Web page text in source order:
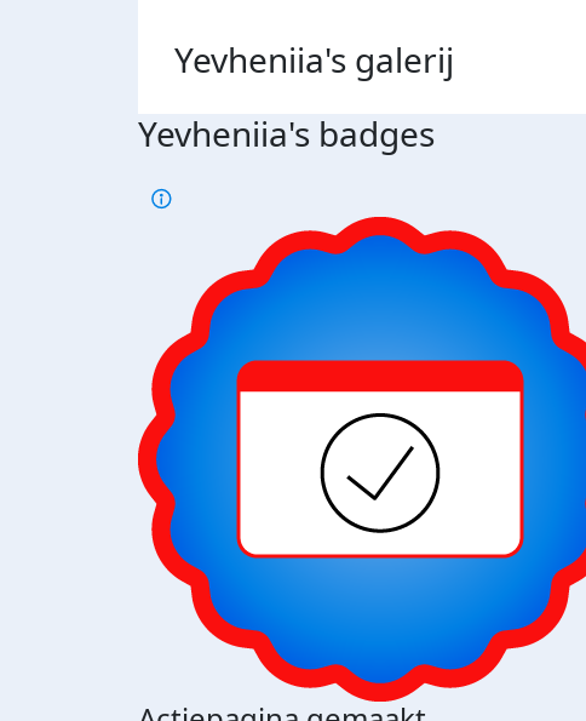
Yevheniia's galerij
Yevheniia's badges